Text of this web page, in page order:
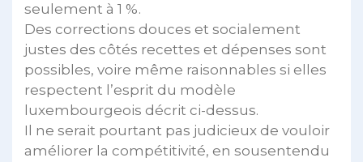
seulement à 1 %.
Des corrections douces et socialement
justes des côtés recettes et dépenses sont
possibles, voire même raisonnables si elles
respectent l’esprit du modèle
luxembourgeois décrit ci-dessus.
Il ne serait pourtant pas judicieux de vouloir
améliorer la compétitivité, en sousentendu